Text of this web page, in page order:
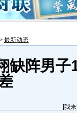
最新动态
缺阵男子
[我